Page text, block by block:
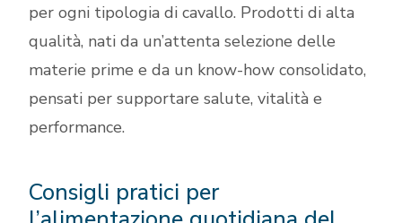
per ogni tipologia di cavallo. Prodotti di alta
qualità, nati da un’attenta selezione delle
materie prime e da un know-how consolidato,
pensati per supportare salute, vitalità e
performance.
Consigli pratici per